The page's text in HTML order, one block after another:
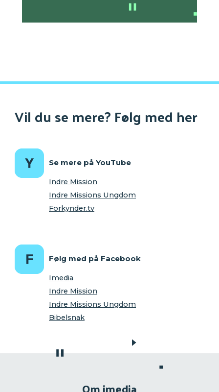
Vil du se mere? Følg med her
Se mere på YouTube
Indre Mission
Indre Missions Ungdom
Forkynder.tv
Følg med på Facebook
Imedia
Indre Mission
Indre Missions Ungdom
Bibelsnak